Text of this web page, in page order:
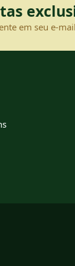
em seu e-mail